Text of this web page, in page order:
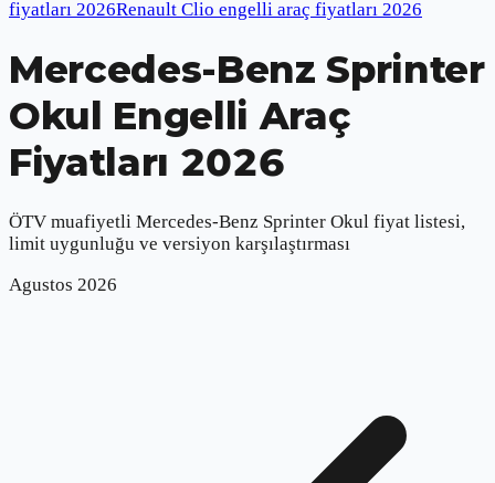
fiyatları 2026Renault Clio engelli araç fiyatları 2026
Mercedes-Benz Sprinter
Okul Engelli Araç
Fiyatları 2026
ÖTV muafiyetli Mercedes-Benz Sprinter Okul fiyat listesi,
limit uygunluğu ve versiyon karşılaştırması
Agustos 2026